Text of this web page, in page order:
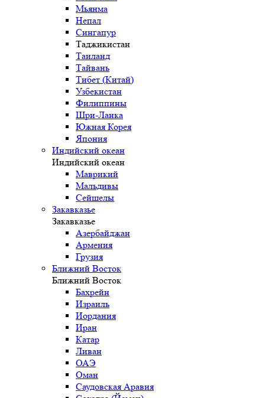
Мьянма
Непал
Сингапур
Таджикистан
Таиланд
Тайвань
Тибет (Китай)
Узбекистан
Филиппины
Шри-Ланка
Южная Корея
Япония
Индийский океан
Индийский океан
Маврикий
Мальдивы
Сейшелы
Закавказье
Закавказье
Азербайджан
Армения
Грузия
Ближний Восток
Ближний Восток
Бахрейн
Израиль
Иордания
Иран
Катар
Ливан
ОАЭ
Оман
Саудовская Аравия